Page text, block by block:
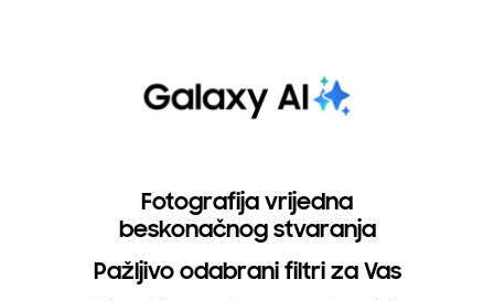
Fotografija vrijedna
beskonačnog stvaranja
Pažljivo odabrani filtri za Vas